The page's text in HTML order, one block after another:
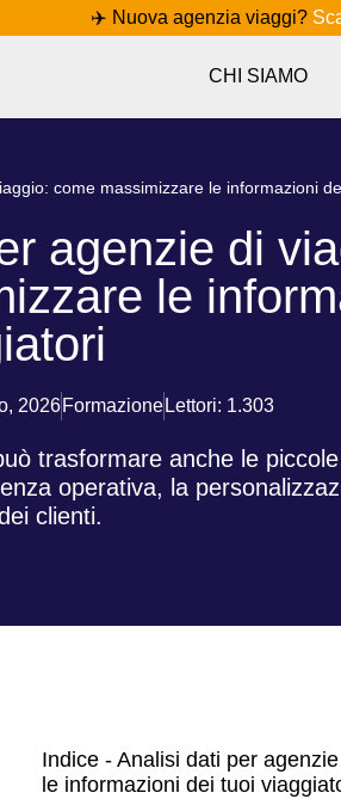
✈️ Nuova agenzia viaggi?
CHI SIAMO
come massimizzare le informazioni
agenzie di
le
2026Formazione Lettori: 1.303
trasformare anche le
operativa, la
clienti.
Indice - Analisi dati per
le informazioni dei tuoi